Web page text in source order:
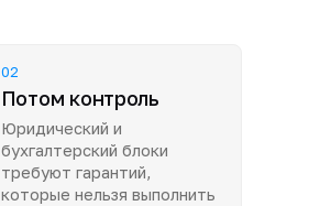
02
Потом контроль
Юридический и
бухгалтерский блоки
требуют гарантий,
которые нельзя выполнить